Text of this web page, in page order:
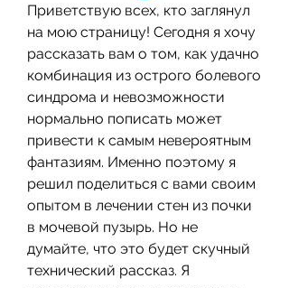
Приветствую всех, кто заглянул
на мою страницу! Сегодня я хочу
рассказать вам о том, как удачно
комбинация из острого болевого
синдрома и невозможности
нормально пописать может
привести к самым невероятным
фантазиям. Именно поэтому я
решил поделиться с вами своим
опытом в лечении стен из почки
в мочевой пузырь. Но не
думайте, что это будет скучный
технический рассказ. Я